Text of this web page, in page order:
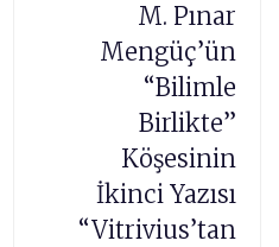
M. Pınar
Mengüç’ün
“Bilimle
Birlikte”
Köşesinin
İkinci Yazısı
“Vitrivius’tan